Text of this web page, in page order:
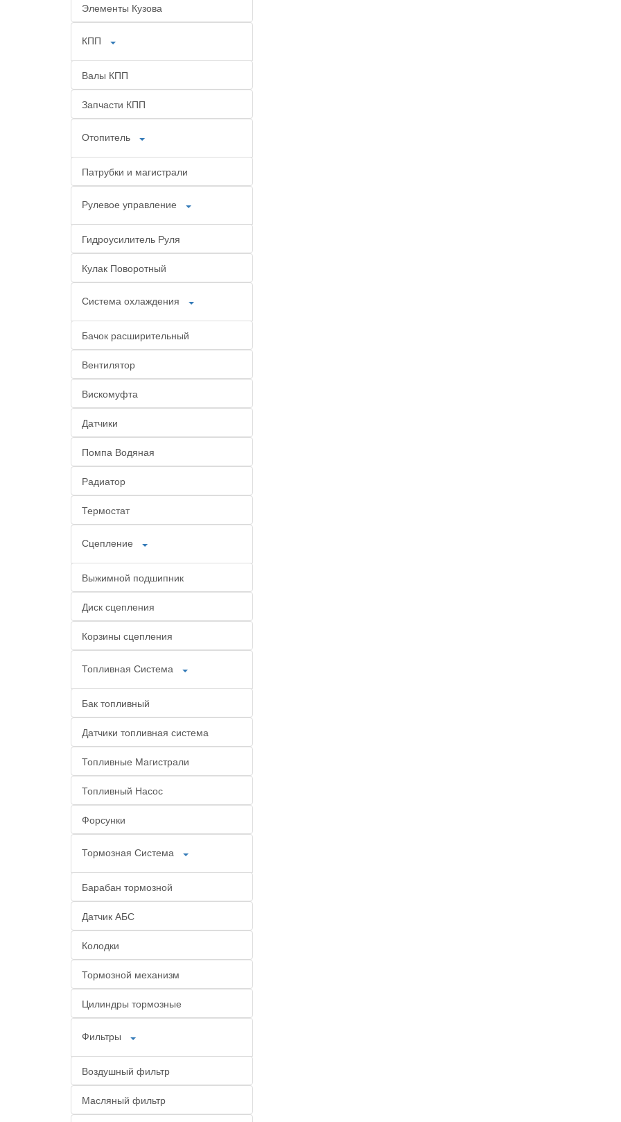
Элементы Кузова
КПП
Валы КПП
Запчасти КПП
Отопитель
Патрубки и магистрали
Рулевое управление
Гидроусилитель Руля
Кулак Поворотный
Система охлаждения
Бачок расширительный
Вентилятор
Вискомуфта
Датчики
Помпа Водяная
Радиатор
Термостат
Сцепление
Выжимной подшипник
Диск сцепления
Корзины сцепления
Топливная Система
Бак топливный
Датчики топливная система
Топливные Магистрали
Топливный Насос
Форсунки
Тормозная Система
Барабан тормозной
Датчик АБС
Колодки
Тормозной механизм
Цилиндры тормозные
Фильтры
Воздушный фильтр
Масляный фильтр